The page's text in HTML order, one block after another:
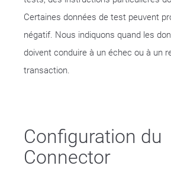
Certaines données de test peuvent
négatif. Nous indiquons quand les
doivent conduire à un échec ou à un
transaction.
Configuration du
Connector